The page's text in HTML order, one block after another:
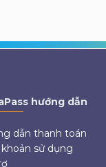
hướng dẫn
dẫn thanh toán
sử dụng